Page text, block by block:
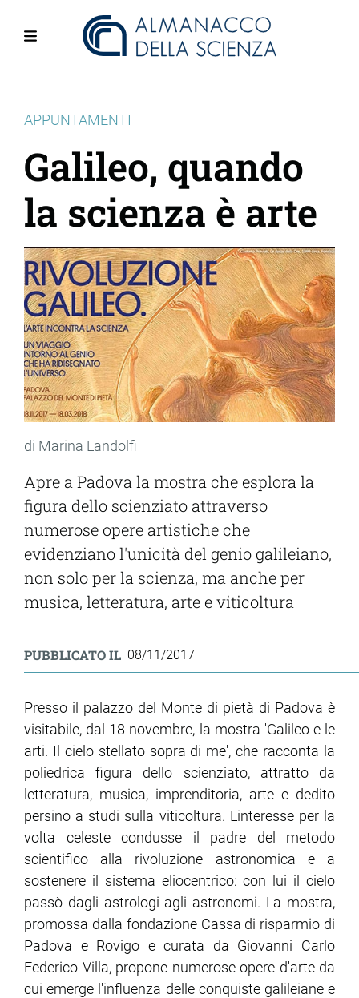
APPUNTAMENTI
Galileo, quando
la scienza è arte
di Marina Landolfi
Apre a Padova la mostra che esplora la
figura dello scienziato attraverso
numerose opere artistiche che
evidenziano l'unicità del genio galileiano,
non solo per la scienza, ma anche per
musica, letteratura, arte e viticoltura
PUBBLICATO IL 08/11/2017
Presso il palazzo del Monte di pietà di Padova è
visitabile, dal 18 novembre, la mostra 'Galileo e le
arti. Il cielo stellato sopra di me', che racconta la
poliedrica figura dello scienziato, attratto da
letteratura, musica, imprenditoria, arte e dedito
persino a studi sulla viticoltura. L'interesse per la
volta celeste condusse il padre del metodo
scientifico alla rivoluzione astronomica e a
sostenere il sistema eliocentrico: con lui il cielo
passò dagli astrologi agli astronomi. La mostra,
promossa dalla fondazione Cassa di risparmio di
Padova e Rovigo e curata da Giovanni Carlo
Federico Villa, propone numerose opere d'arte da
cui emerge l'influenza delle conquiste galileiane e